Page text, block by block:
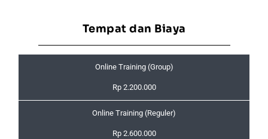
Tempat dan Biaya
Online Training (Group)
Rp 2.200.000
Online Training (Reguler)
Rp 2.600.000